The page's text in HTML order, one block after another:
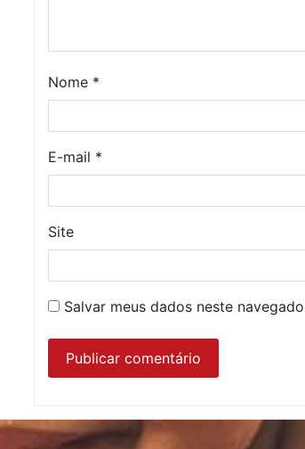
Nome *
E-mail *
Site
Salvar meus dados neste